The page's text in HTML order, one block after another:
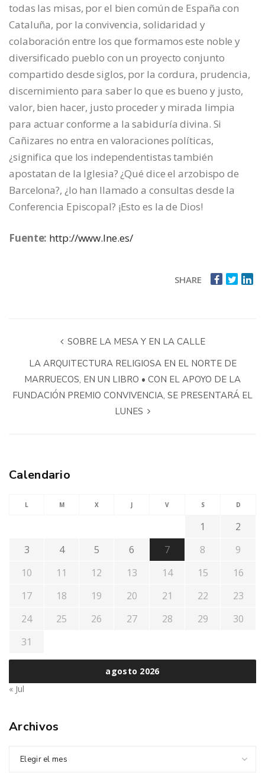
todas las misas, por el bien común de España con
Cataluña, por la convivencia, solidaridad y
colaboración entre los que formamos este noble y
diversificado pueblo con un proyecto conjunto
compartido desde siglos, por la cordura, prudencia,
discernimiento para saber lo que es bueno y justo,
valor, bien hacer, justo proceder y mirada limpia
para actuar conforme a la sabiduría divina. Si
Cañizares no entra en valoraciones políticas,
¿significa que los independentistas también
apostatan de la Iglesia? ¿Qué dice el arzobispo de
Barcelona?, ¿lo han llamado a consultas desde la
Conferencia Episcopal? ¡Esto es la de Dios!
Fuente: http://www.lne.es/
SHARE
SOBRE LA MESA Y EN LA CALLE
LA ARQUITECTURA RELIGIOSA EN EL NORTE DE
MARRUECOS, EN UN LIBRO • CON EL APOYO DE LA
FUNDACIÓN PREMIO CONVIVENCIA, SE PRESENTARÁ EL
LUNES
Calendario
agosto 2026
L M X J V S D
1
2
3
4 5 6 7 8
9
10
11 12 13 14 15
16
17
18 19 20 21 22
23
24
25 26 27 28 29
30
31
« Jul
Archivos
Elegir el mes